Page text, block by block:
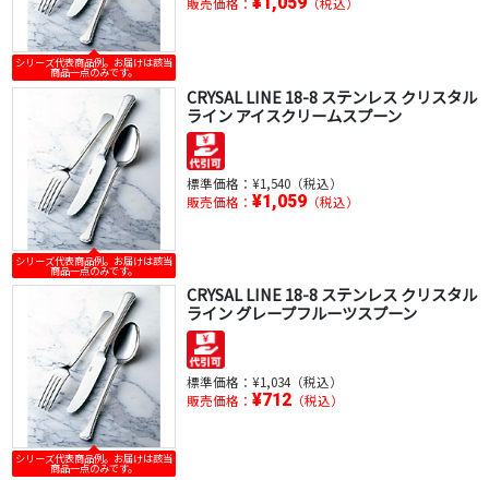
シリーズ代表商品例。お届けは該当
商品一点のみです。
販売価格：
（税込）
シリーズ代表商品例。お届けは該当
商品一点のみです。
CRYSAL LINE 18-8 ステンレス クリスタル
ライン アイスクリームスプーン
標準価格： ¥1,540（税込）
販売価格： ¥1,059（税込）
シリーズ代表商品例。お届けは該当
商品一点のみです。
CRYSAL LINE 18-8 ステンレス クリスタル
ライン グレープフルーツスプーン
標準価格： ¥1,034（税込）
販売価格： ¥712（税込）